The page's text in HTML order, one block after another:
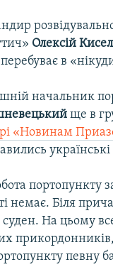
Олексій
в
начальник
ще в
«Новинам
портопункту
немає. Біля
На цьому
певну